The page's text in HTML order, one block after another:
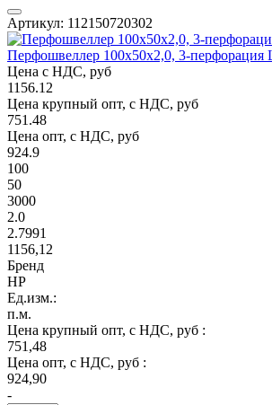
Артикул: 112150720302
Перфошвеллер 100х50х2,0, 3-перфорация
Цена с НДС, руб
1156.12
Цена крупный опт, с НДС, руб
751.48
Цена опт, с НДС, руб
924.9
100
50
3000
2.0
2.7991
1156,12
Бренд
НР
Ед.изм.:
п.м.
Цена крупный опт, с НДС, руб :
751,48
Цена опт, с НДС, руб :
924,90
-